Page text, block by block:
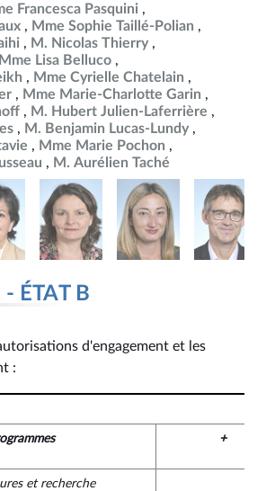
Francesca Pasquini
Mme Sophie Taillé-Polian
M. Nicolas Thierry
Mme Lisa Belluco
Mme Cyrielle Chatelain
Mme Marie-Charlotte Garin
M. Hubert Julien-Laferrière
M. Benjamin Lucas-Lundy
Mme Marie Pochon
M. Aurélien Taché
ÉTAT B
d'engagement et les
:
+
et recherche